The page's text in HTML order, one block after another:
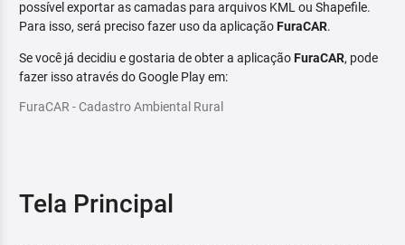
possível exportar as camadas para arquivos KML ou Shapefile.
Para isso, será preciso fazer uso da aplicaçãoFuraCAR.
Se você já decidiu e gostaria de obter a aplicaçãoFuraCAR, pode
fazer isso através do Google Play em:
FuraCAR - Cadastro Ambiental Rural
Tela Principal